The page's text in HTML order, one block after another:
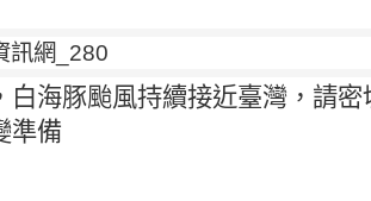
海豚颱風持續接近臺灣，請密
準備